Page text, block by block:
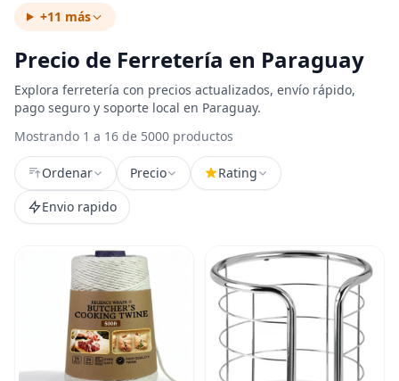
+11 más
Precio de Ferretería en Paraguay
Explora ferretería con precios actualizados, envío rápido,
pago seguro y soporte local en Paraguay.
Mostrando 1 a 16 de 5000 productos
Ordenar Precio
Rating
Envio rapido